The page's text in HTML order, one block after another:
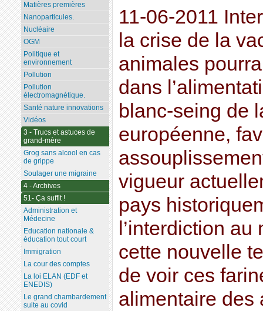
11-06-2011
la crise de la
animales
dans
blanc-seing de
européenne,
vigueur
pays
l’interdiction
cette nouvelle
de voir ces
alimentaire des
Matières premières
Nanoparticules.
Nucléaire
OGM
Politique et
environnement
Pollution
Pollution
électromagnétique.
Santé nature innovations
Vidéos
3 - Trucs et astuces de
grand-mère
Grog sans alcool en cas
de grippe
Soulager une migraine
4 - Archives
51- Ça suffit !
Administration et
Médecine
Education nationale &
éducation tout court
Immigration
La cour des comptes
La loi ELAN (EDF et
ENEDIS)
Le grand chambardement
suite au covid